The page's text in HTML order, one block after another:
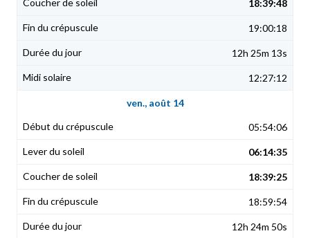
18:39:48
19:00:18
12h 25m 13s
12:27:12
ven., août 14
05:54:06
06:14:35
18:39:25
18:59:54
12h 24m 50s